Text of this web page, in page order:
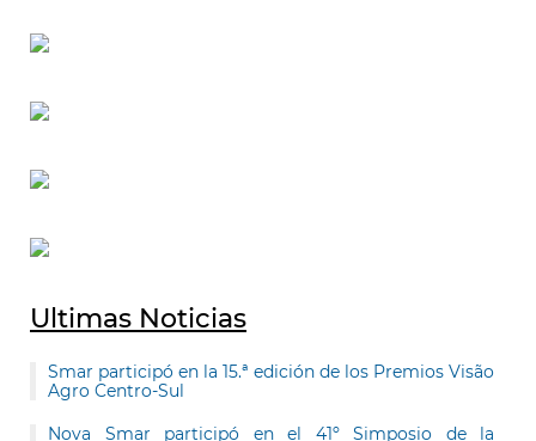
Ultimas Noticias
Smar participó en la 15.ª edición de los Premios Visão
Agro Centro-Sul
Nova Smar participó en el 41º Simposio de la